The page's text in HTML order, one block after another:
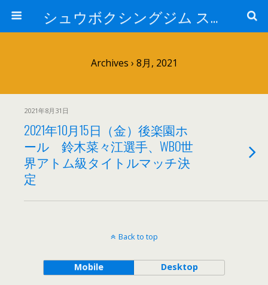
シュウボクシングジム スタッフブログ
Archives › 8月, 2021
2021年8月31日
2021年10月15日（金）後楽園ホ
ール 鈴木菜々江選手、WBO世
界アトム級タイトルマッチ決
定
Back to top
Mobile Desktop